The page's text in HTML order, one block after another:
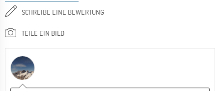
SCHREIBE EINE BEWERTUNG
TEILE EIN BILD